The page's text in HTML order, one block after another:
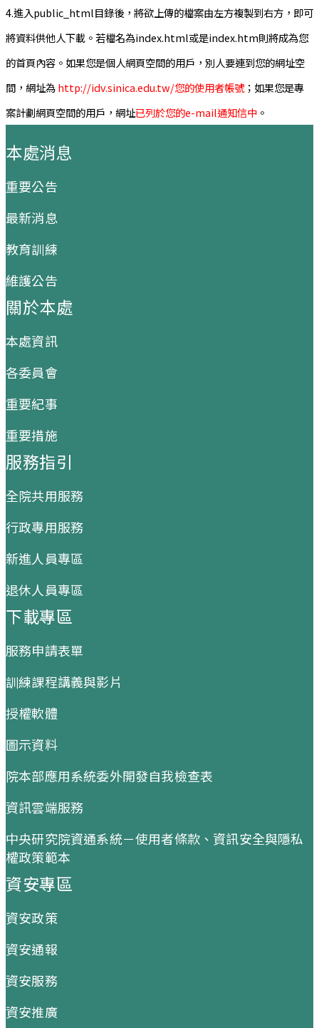
4.進入public_html目錄後，將欲上傳的檔案由左方複製到右方，即可
將資料供他人下載。若檔名為index.html或是index.htm則將成為您
的首頁內容。如果您是個人網頁空間的用戶，別人要連到您的網址空
間，網址為http://idv.sinica.edu.tw/您的使用者帳號；如果您是專
案計劃網頁空間的用戶，網址已列於您的e-mail通知信中 。
本處消息
重要公告
最新消息
教育訓練
維護公告
關於本處
本處資訊
各委員會
重要紀事
重要措施
服務指引
全院共用服務
行政專用服務
新進人員專區
退休人員專區
下載專區
服務申請表單
訓練課程講義與影片
授權軟體
圖示資料
院本部應用系統委外開發自我檢查表
資訊雲端服務
中央研究院資通系統－使用者條款、資訊安全與隱私
權政策範本
資安專區
資安政策
資安通報
資安服務
資安推廣